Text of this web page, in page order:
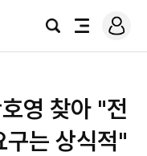
검
전
로
그
영 찾아 "전
구는 상식적"